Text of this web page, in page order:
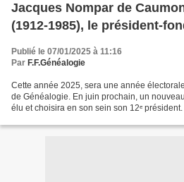
Jacques Nompar de
(1912-1985), le président-
Publié le 07/01/2025 à 11:16
Par F.F.Généalogie
Cette année 2025, sera une année
de Généalogie. En juin prochain, un
élu et choisira en son sein son 12ᵉ